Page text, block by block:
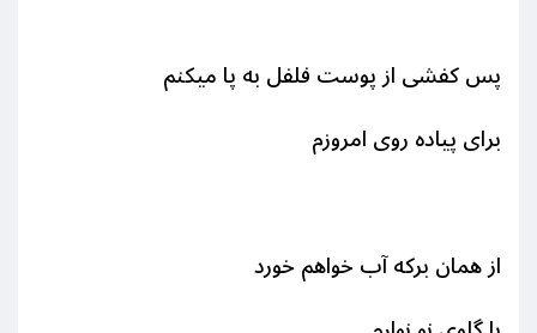
پس کفشی از پوست فلفل به پا میکنم
برای پیاده روی امروزم
از همان برکه آب خواهم خورد